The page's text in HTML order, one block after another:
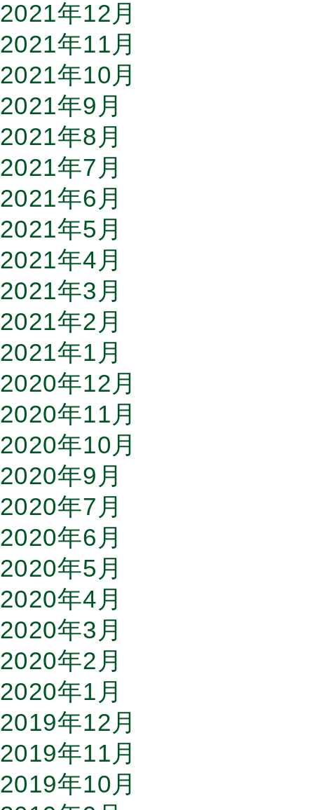
2021年12月
2021年11月
2021年10月
2021年9月
2021年8月
2021年7月
2021年6月
2021年5月
2021年4月
2021年3月
2021年2月
2021年1月
2020年12月
2020年11月
2020年10月
2020年9月
2020年7月
2020年6月
2020年5月
2020年4月
2020年3月
2020年2月
2020年1月
2019年12月
2019年11月
2019年10月